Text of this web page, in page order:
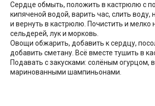
Сердце обмыть, положить в кастрюлю с
кипяченой водой, варить час, слить воду,
и вернуть в кастрюлю. Почистить и мелко
сельдерей, лук и морковь.
Овощи обжарить, добавить к сердцу,
добавить сметану. Всё вместе тушить в
Подавать с закусками: солёным огурцом,
маринованными шампиньонами.